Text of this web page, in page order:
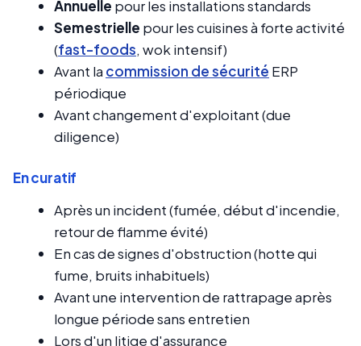
Annuelle pour les installations standards
Semestrielle pour les cuisines à forte activité
(fast-foods, wok intensif)
Avant la commission de sécurité ERP
périodique
Avant changement d'exploitant (due
diligence)
En curatif
Après un incident (fumée, début d'incendie,
retour de flamme évité)
En cas de signes d'obstruction (hotte qui
fume, bruits inhabituels)
Avant une intervention de rattrapage après
longue période sans entretien
Lors d'un litige d'assurance